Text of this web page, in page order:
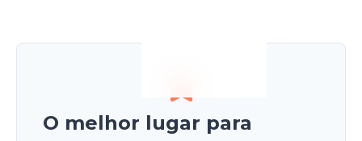
O melhor lugar para